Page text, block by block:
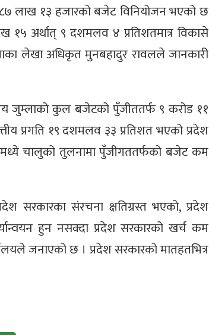
लाख १३ हजारको बजेट विनियोजन भएको छ
अर्थात् ९ दशमलव ४ प्रतिशतमात्र विकासे
लेखा अधिकृत मुनबहादुर रावलले जानकारी
जुम्लाको कुल बजेटको पुँजीततर्फ ९ करोड ११
प्रगति १९ दशमलव ३३ प्रतिशत भएको प्रदेश
चालुको तुलनामा पुँजीगततर्फको बजेट कम
सरकारका संरचना क्षतिग्रस्त भएको, प्रदेश
हुन नसक्दा प्रदेश सरकारको खर्च कम
जनाएको छ । प्रदेश सरकारको मातहतभित्र